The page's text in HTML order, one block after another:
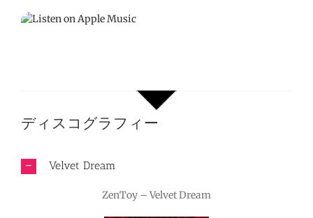
ディスコグラフィー
Velvet Dream
ZenToy – Velvet Dream